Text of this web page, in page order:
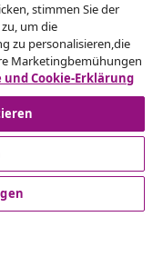
eine Webseite von
stimmen Sie der
um die
zu personalisieren,die
Marketingbemühungen
Cookie-Erklärung